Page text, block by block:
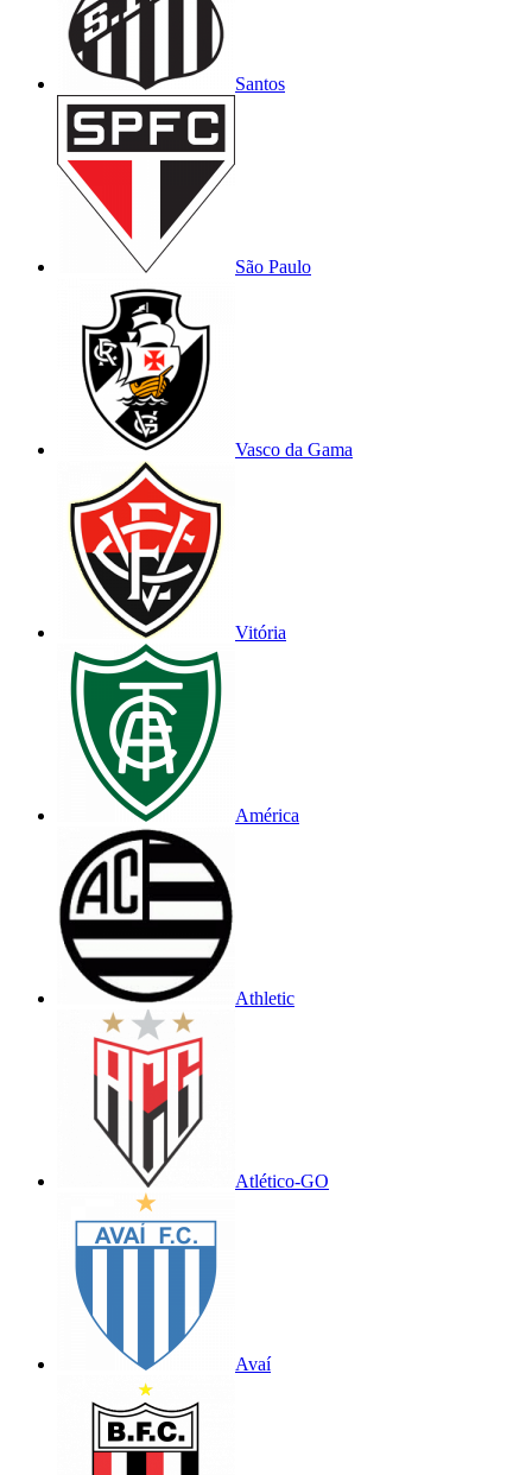
Santos
São Paulo
Vasco da Gama
Vitória
América
Athletic
Atlético-GO
Avaí